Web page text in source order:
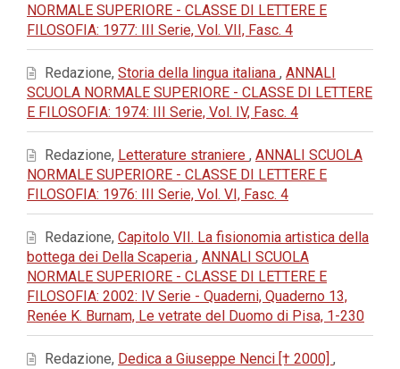
NORMALE SUPERIORE - CLASSE DI LETTERE E
FILOSOFIA: 1977: III Serie, Vol. VII, Fasc. 4
Redazione, Storia della lingua italiana , ANNALI
SCUOLA NORMALE SUPERIORE - CLASSE DI LETTERE
E FILOSOFIA: 1974: III Serie, Vol. IV, Fasc. 4
Redazione, Letterature straniere , ANNALI SCUOLA
NORMALE SUPERIORE - CLASSE DI LETTERE E
FILOSOFIA: 1976: III Serie, Vol. VI, Fasc. 4
Redazione, Capitolo VII. La fisionomia artistica della
bottega dei Della Scaperia , ANNALI SCUOLA
NORMALE SUPERIORE - CLASSE DI LETTERE E
FILOSOFIA: 2002: IV Serie - Quaderni, Quaderno 13,
Renée K. Burnam, Le vetrate del Duomo di Pisa, 1-230
Redazione, Dedica a Giuseppe Nenci [† 2000] ,